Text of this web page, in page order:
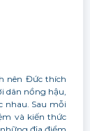
nên Đức thích
dân nồng hậu,
nhau. Sau mỗi
và kiến thức